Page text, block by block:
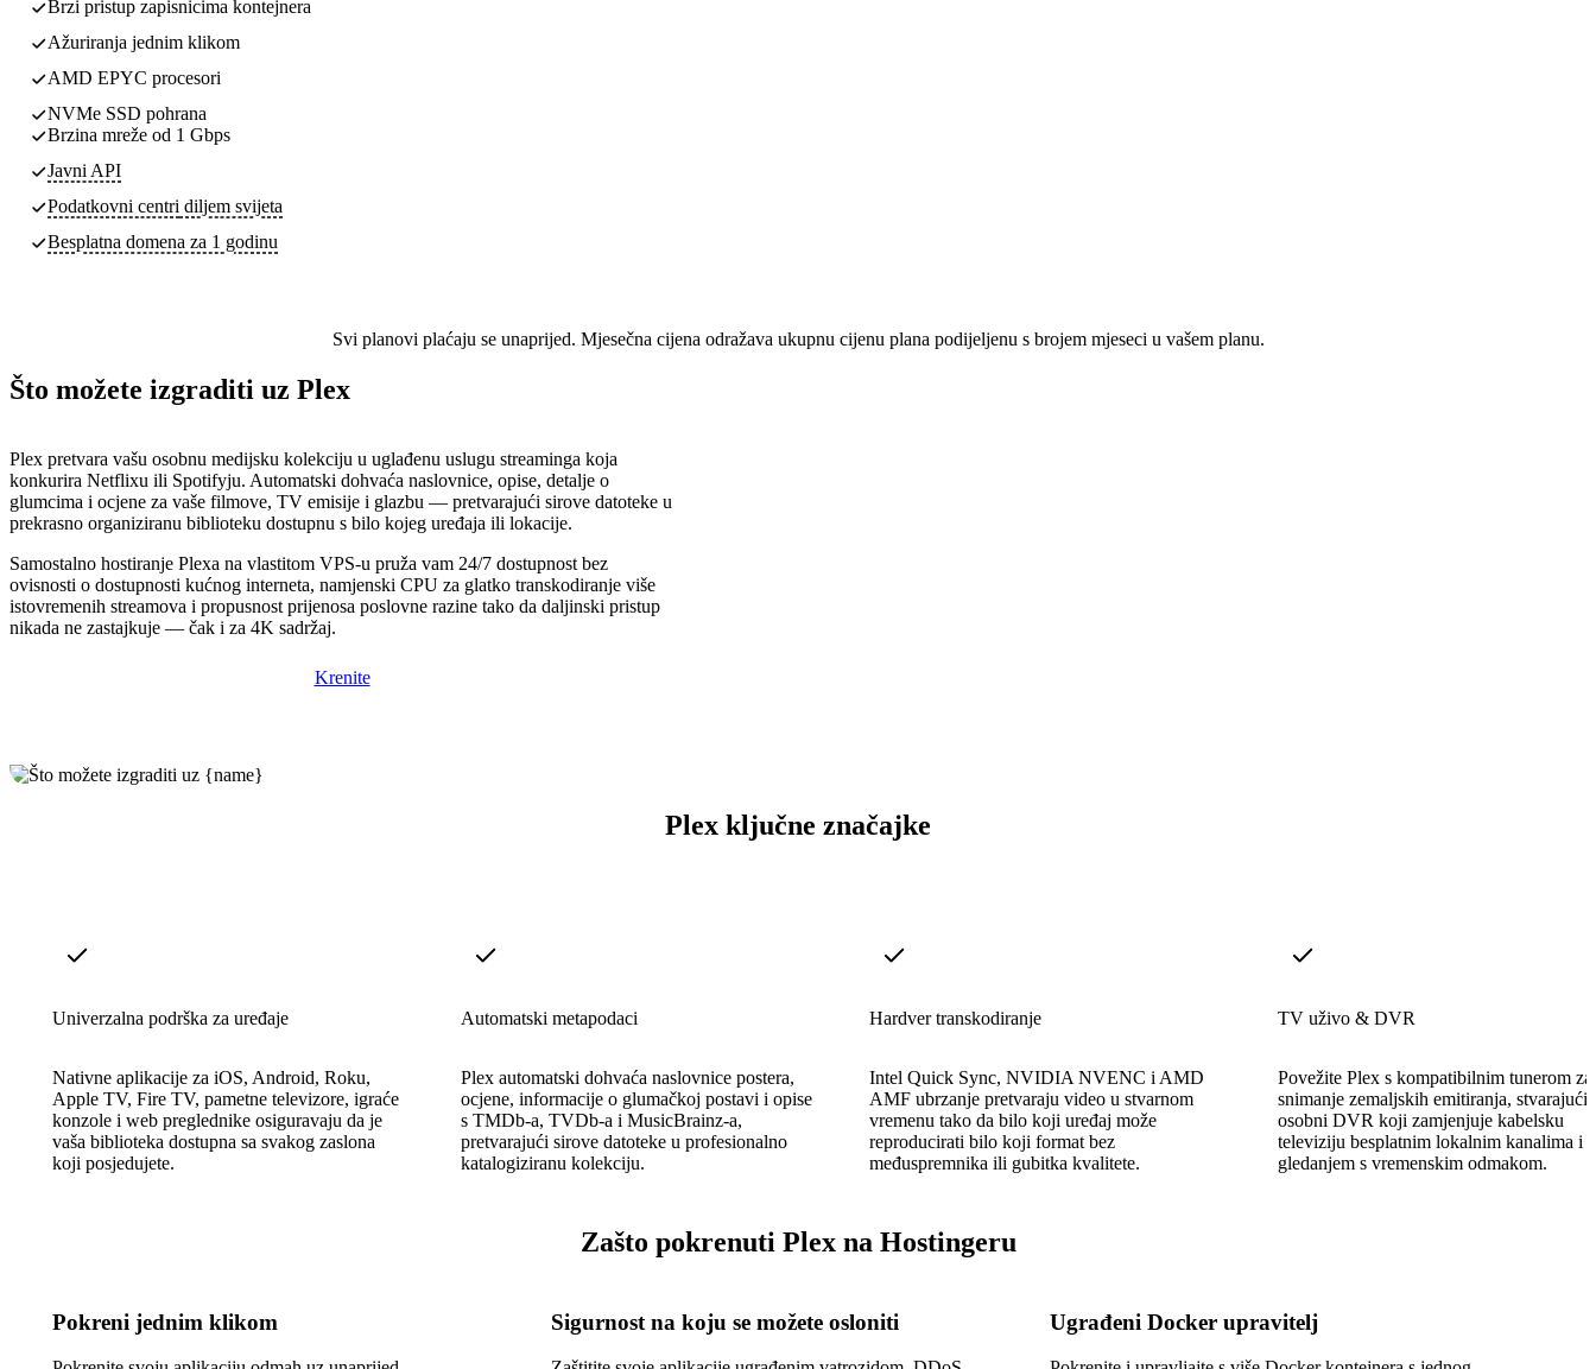
Brzi pristup zapisnicima kontejnera
Ažuriranja jednim klikom
AMD EPYC procesori
NVMe SSD pohrana
Brzina mreže od 1 Gbps
Javni API
Podatkovni centri diljem svijeta
Besplatna domena za 1 godinu
Svi planovi plaćaju se unaprijed. Mjesečna cijena odražava ukupnu cijenu plana podijeljenu s brojem mjeseci u vašem planu.
Što možete izgraditi uz Plex
Plex pretvara vašu osobnu medijsku kolekciju u uglađenu uslugu streaminga koja
konkurira Netflixu ili Spotifyju. Automatski dohvaća naslovnice, opise, detalje o
glumcima i ocjene za vaše filmove, TV emisije i glazbu — pretvarajući sirove datoteke u
prekrasno organiziranu biblioteku dostupnu s bilo kojeg uređaja ili lokacije.
Samostalno hostiranje Plexa na vlastitom VPS-u pruža vam 24/7 dostupnost bez
ovisnosti o dostupnosti kućnog interneta, namjenski CPU za glatko transkodiranje više
istovremenih streamova i propusnost prijenosa poslovne razine tako da daljinski pristup
nikada ne zastajkuje — čak i za 4K sadržaj.
Krenite
Plex ključne značajke
Univerzalna podrška za uređaje
Nativne aplikacije za iOS, Android, Roku,
Apple TV, Fire TV, pametne televizore, igraće
konzole i web preglednike osiguravaju da je
vaša biblioteka dostupna sa svakog zaslona
koji posjedujete.
Automatski metapodaci
Plex automatski dohvaća naslovnice postera,
ocjene, informacije o glumačkoj postavi i opise
s TMDb-a, TVDb-a i MusicBrainz-a,
pretvarajući sirove datoteke u profesionalno
katalogiziranu kolekciju.
Hardver transkodiranje
Intel Quick Sync, NVIDIA NVENC i AMD
AMF ubrzanje pretvaraju video u stvarnom
vremenu tako da bilo koji uređaj može
reproducirati bilo koji format bez
međuspremnika ili gubitka kvalitete.
TV uživo & DVR
Povežite Plex s kompatibilnim tunerom za
snimanje zemaljskih emitiranja, stvarajući
osobni DVR koji zamjenjuje kabelsku
televiziju besplatnim lokalnim kanalima i
gledanjem s vremenskim odmakom.
Zašto pokrenuti Plex na Hostingeru
Pokreni jednim klikom Sigurnost na koju se možete osloniti Ugrađeni Docker upravitelj